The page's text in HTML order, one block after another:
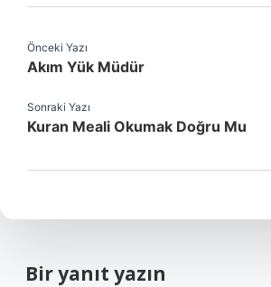
Önceki Yazı
Akım Yük Müdür
Sonraki Yazı
Kuran Meali Okumak Doğru Mu
Bir yanıt yazın